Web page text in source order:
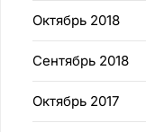
Октябрь 2018
Сентябрь 2018
Октябрь 2017